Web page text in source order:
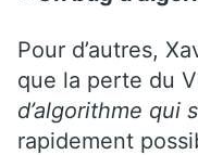
Pour d’autres,
que la perte du
d’algorithme qui
rapidement